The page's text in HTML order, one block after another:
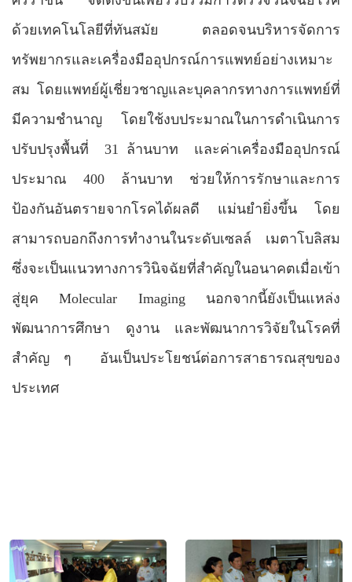
ด้วยเทคโนโลยีที่ทันสมัย ตลอดจนบริหารจัดการ
ทรัพยากรและเครื่องมืออุปกรณ์การแพทย์อย่างเหมาะ
สม โดยแพทย์ผู้เชี่ยวชาญและบุคลากรทางการแพทย์ที่
มีความชำนาญ โดยใช้งบประมาณในการดำเนินการ
ปรับปรุงพื้นที่
31 ล้านบาท
และค่าเครื่องมืออุปกรณ์
ประมาณ 400 ล้านบาท ช่วยให้การรักษาและการ
ป้องกันอันตรายจากโรคได้ผลดี แม่นยำยิ่งขึ้น โดย
สามารถบอกถึงการทำงานในระดับเซลล์ เมตาโบลิสม
ซึ่งจะเป็นแนวทางการวินิจฉัยที่สำคัญในอนาคตเมื่อเข้า
สู่ยุคMolecular Imaging นอกจากนี้ยังเป็นแหล่ง
พัฒนาการศึกษา ดูงาน และพัฒนาการวิจัยในโรคที่
สำคัญ ๆ
อันเป็นประโยชน์ต่อการสาธารณสุขของ
ประเทศ